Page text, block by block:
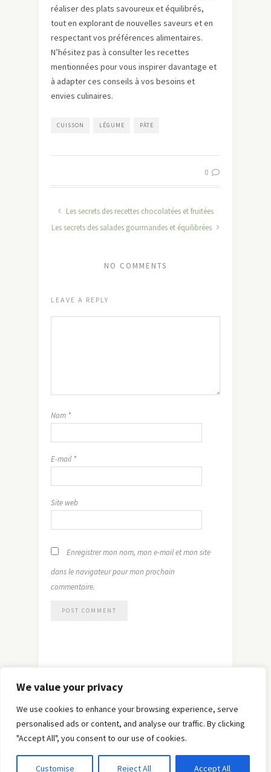
We value your privacy
We use cookies to enhance your browsing experience, serve
personalised ads or content, and analyse our traffic. By clicking
"Accept All", you consent to our use of cookies.
Customise Reject All Accept All
réaliser des plats savoureux et équilibrés,
tout en explorant de nouvelles saveurs et en
respectant vos préférences alimentaires.
N’hésitez pas à consulter les recettes
mentionnées pour vous inspirer davantage et
à adapter ces conseils à vos besoins et
envies culinaires.
CUISSON LÉGUME PÂTE
0
Les secrets des recettes chocolatées et fruitées
Les secrets des salades gourmandes et équilibrées
NO COMMENTS
LEAVE A REPLY
Nom *
E-mail *
Site web
Enregistrer mon nom, mon e-mail et mon site
dans le navigateur pour mon prochain
commentaire.
© Copyright 2019 -Solo Pine. All Rights Reserved.